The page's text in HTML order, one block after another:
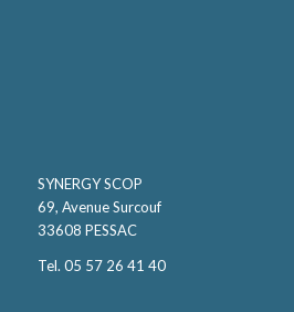
SYNERGY SCOP
69, Avenue Surcouf
33608 PESSAC
Tel. 05 57 26 41 40